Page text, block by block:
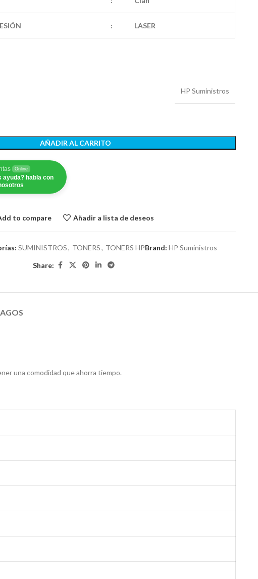
: LASER
HP Suministros
AÑADIR AL CARRITO
Online
ayuda? habla con
to compare Añadir a lista de deseos
SUMINISTROS , TONERS , TONERS HPBrand:HP Suministros
Share:
una comodidad que ahorra tiempo.